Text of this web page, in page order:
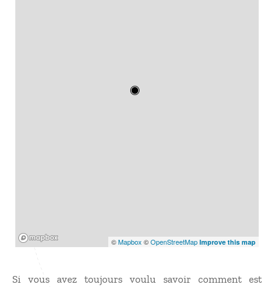
©Mapbox ©OpenStreetMap Improve this map
Si vous avez toujours voulu savoir comment est